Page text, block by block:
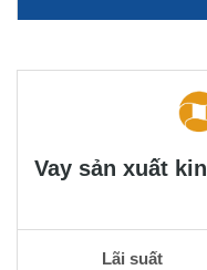
Vay sản xuất
Lãi suất